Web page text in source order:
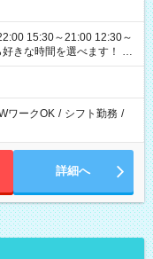
15:30～21:00 12:30～
ワークOK / シフト勤務 /
詳細へ